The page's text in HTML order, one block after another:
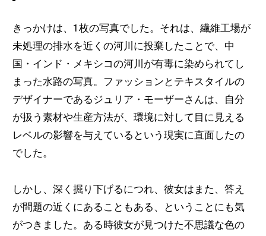
きっかけは、1枚の写真でした。それは、繊維工場が
未処理の排水を近くの河川に投棄したことで、中
国・インド・メキシコの河川が有毒に染められてし
まった水路の写真。ファッションとテキスタイルの
デザイナーであるジュリア・モーザーさんは、自分
が扱う素材や生産方法が、環境に対して目に見える
レベルの影響を与えているという現実に直面したの
でした。
しかし、深く掘り下げるにつれ、彼女はまた、答え
が問題の近くにあることもある、ということにも気
がつきました。ある時彼女が見つけた不思議な色の